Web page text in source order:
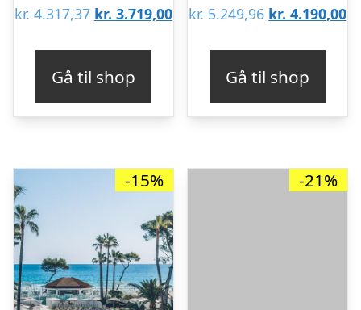
kr.4.317,37 Den
kr. 4.317,37.
kr. 3.719,00Den
kr. 3.719,00.
Gå til shop
kr.5.249,96 Den
kr. 5.249,96.
kr. 4.190,00
Gå til shop
-15% -21%